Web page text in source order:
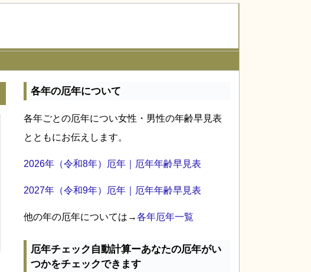
各年の厄年について
各年ごとの厄年につい女性・男性の年齢早見表
とともにお伝えします。
2026年（令和8年）厄年｜厄年年齢早見表
2027年（令和9年）厄年｜厄年年齢早見表
他の年の厄年については→各年厄年一覧
厄年チェック自動計算ーあなたの厄年がい
つかをチェックできます